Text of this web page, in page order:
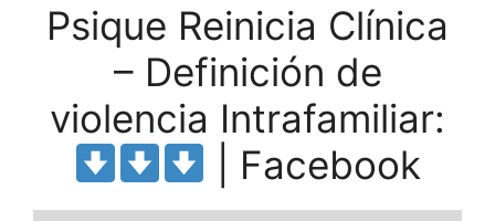
Psique Reinicia Clínica
– Definición de
violencia Intrafamiliar:
| Facebook